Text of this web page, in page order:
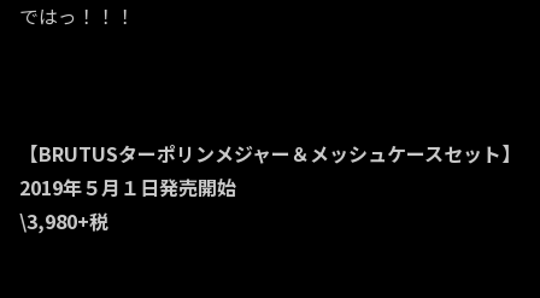
ではっ！！！
【BRUTUSターポリンメジャー＆メッシュケースセット】
2019年５月１日発売開始
\3,980+税